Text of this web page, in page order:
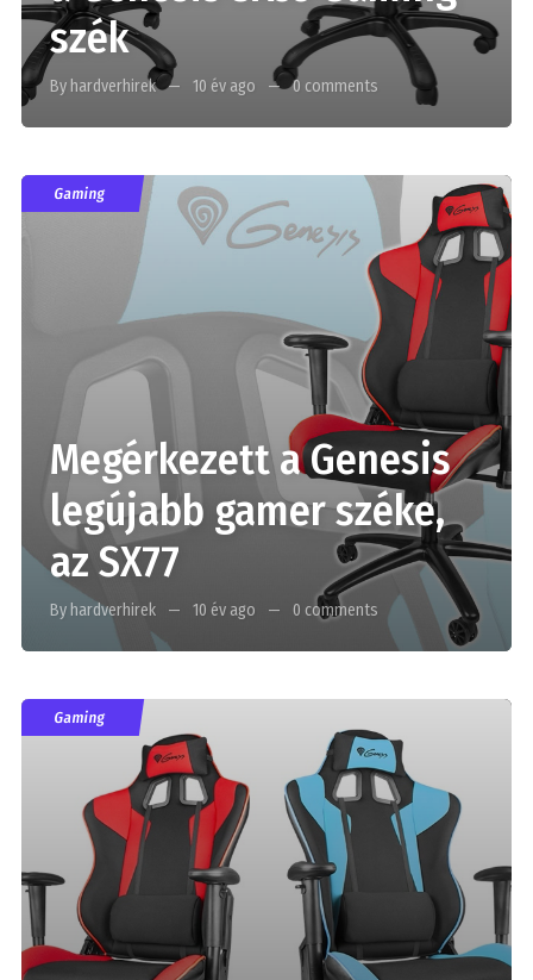
szék
By hardverhirek 10 év ago 0 comments
Gaming
Megérkezett a Genesis
legújabb gamer széke,
az SX77
By hardverhirek 10 év ago 0 comments
Gaming